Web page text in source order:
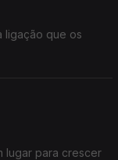
ligação que os
lugar para crescer